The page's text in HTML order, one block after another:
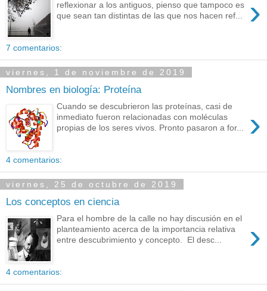
›
reflexionar a los antiguos, pienso que tampoco es
que sean tan distintas de las que nos hacen ref...
7 comentarios:
viernes, 1 de noviembre de 2019
Nombres en biología: Proteína
›
Cuando se descubrieron las proteínas, casi de
inmediato fueron relacionadas con moléculas
propias de los seres vivos. Pronto pasaron a for...
4 comentarios:
viernes, 25 de octubre de 2019
Los conceptos en ciencia
›
Para el hombre de la calle no hay discusión en el
planteamiento acerca de la importancia relativa
entre descubrimiento y concepto. El desc...
4 comentarios: